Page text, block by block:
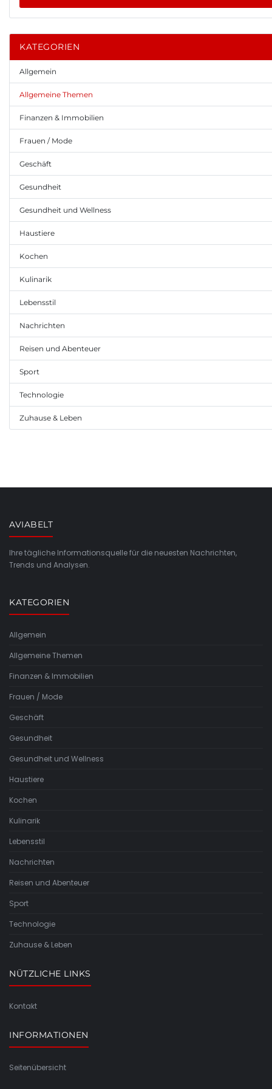
KATEGORIEN
Allgemein
Allgemeine Themen
Finanzen & Immobilien
Frauen / Mode
Geschäft
Gesundheit
Gesundheit und Wellness
Haustiere
Kochen
Kulinarik
Lebensstil
Nachrichten
Reisen und Abenteuer
Sport
Technologie
Zuhause & Leben
AVIABELT
Ihre tägliche Informationsquelle für die neuesten Nachrichten,
Trends und Analysen.
KATEGORIEN
Allgemein
Allgemeine Themen
Finanzen & Immobilien
Frauen / Mode
Geschäft
Gesundheit
Gesundheit und Wellness
Haustiere
Kochen
Kulinarik
Lebensstil
Nachrichten
Reisen und Abenteuer
Sport
Technologie
Zuhause & Leben
NÜTZLICHE LINKS
Kontakt
INFORMATIONEN
Seitenübersicht